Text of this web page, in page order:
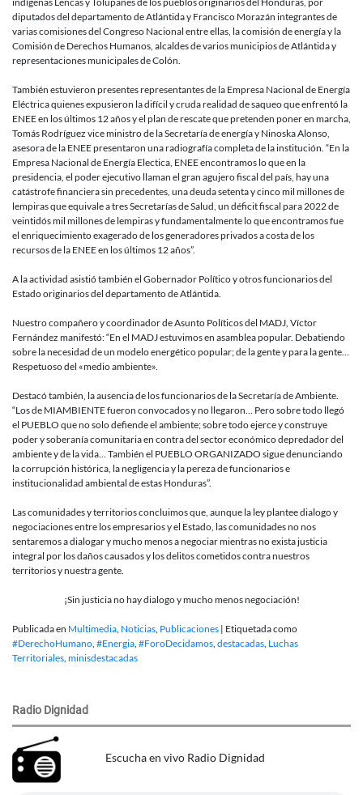
diputados del departamento de Atlántida y Francisco Morazán integrantes de
varias comisiones del Congreso Nacional entre ellas, la comisión de energía y la
Comisión de Derechos Humanos, alcaldes de varios municipios de Atlántida y
representaciones municipales de Colón.
También estuvieron presentes representantes de la Empresa Nacional de Energía
Eléctrica quienes expusieron la difícil y cruda realidad de saqueo que enfrentó la
ENEE en los últimos 12 años y el plan de rescate que pretenden poner en marcha,
Tomás Rodríguez vice ministro de la Secretaría de energía y Ninoska Alonso,
asesora de la ENEE presentaron una radiografía completa de la institución. “En la
Empresa Nacional de Energía Electica, ENEE encontramos lo que en la
presidencia, el poder ejecutivo llaman el gran agujero fiscal del país, hay una
catástrofe financiera sin precedentes, una deuda setenta y cinco mil millones de
lempiras que equivale a tres Secretarías de Salud, un déficit fiscal para 2022 de
veintidós mil millones de lempiras y fundamentalmente lo que encontramos fue
el enriquecimiento exagerado de los generadores privados a costa de los
recursos de la ENEE en los últimos 12 años”.
A la actividad asistió también el Gobernador Político y otros funcionarios del
Estado originarios del departamento de Atlántida.
Nuestro compañero y coordinador de Asunto Políticos del MADJ, Víctor
Fernández manifestó: “En el MADJ estuvimos en asamblea popular. Debatiendo
sobre la necesidad de un modelo energético popular; de la gente y para la gente…
Respetuoso del «medio ambiente».
Destacó también, la ausencia de los funcionarios de la Secretaría de Ambiente.
“Los de MIAMBIENTE fueron convocados y no llegaron… Pero sobre todo llegó
el PUEBLO que no solo defiende el ambiente; sobre todo ejerce y construye
poder y soberanía comunitaria en contra del sector económico depredador del
ambiente y de la vida… También el PUEBLO ORGANIZADO sigue denunciando
la corrupción histórica, la negligencia y la pereza de funcionarios e
institucionalidad ambiental de estas Honduras”.
Las comunidades y territorios concluimos que, aunque la ley plantee dialogo y
negociaciones entre los empresarios y el Estado, las comunidades no nos
sentaremos a dialogar y mucho menos a negociar mientras no exista justicia
integral por los daños causados y los delitos cometidos contra nuestros
territorios y nuestra gente.
¡Sin justicia no hay dialogo y mucho menos negociación!
Publicada en Multimedia Noticias Publicaciones | Etiquetada como
#DerechoHumano #Energia #ForoDecidamos destacadas Luchas
Territoriales minisdestacadas
Radio Dignidad
Escucha en vivo Radio Dignidad